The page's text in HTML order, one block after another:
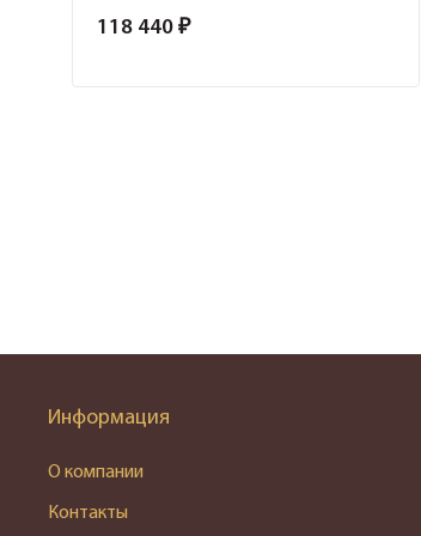
118 440 ₽
Информация
О компании
Контакты